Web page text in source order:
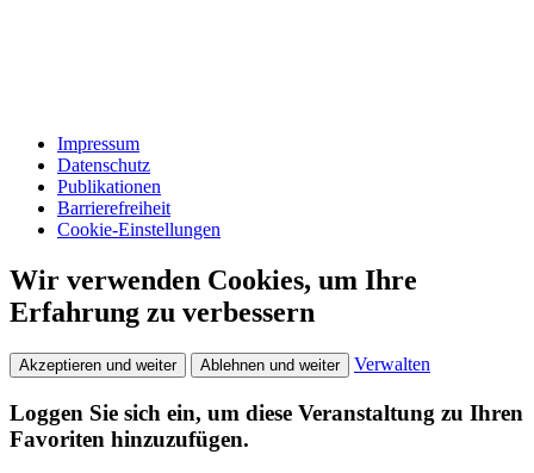
Impressum
Datenschutz
Publikationen
Barrierefreiheit
Cookie-Einstellungen
Wir verwenden Cookies, um Ihre
Erfahrung zu verbessern
Akzeptieren und weiter Ablehnen und weiter Verwalten
Loggen Sie sich ein, um diese Veranstaltung zu Ihren
Favoriten hinzuzufügen.